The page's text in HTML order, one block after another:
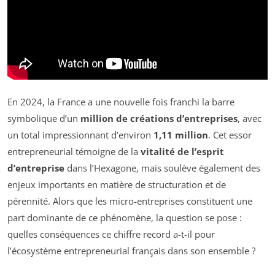
En 2024, la France a une nouvelle fois franchi la barre
symbolique d’un million de créations d’entreprises, avec
un total impressionnant d’environ 1,11 million. Cet essor
entrepreneurial témoigne de la vitalité de l’esprit
d’entreprise dans l’Hexagone, mais soulève également des
enjeux importants en matière de structuration et de
pérennité. Alors que les micro-entreprises constituent une
part dominante de ce phénomène, la question se pose :
quelles conséquences ce chiffre record a-t-il pour
l’écosystème entrepreneurial français dans son ensemble ?